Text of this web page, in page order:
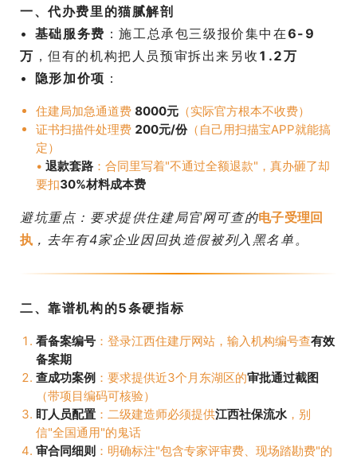
一、代办费里的猫腻解剖
• ​ 基础服务费 ：施工总承包三级报价集中在 6-9
万 ，但有的机构把人员预审拆出来另收 1.2万
• ​ 隐形加价项 ：
住建局加急通道费 ​ 8000元 ​（实际官方根本不收费）
证书扫描件处理费 ​ 200元/份​（自己用扫描宝APP就能搞
定）
• ​ 退款套路 ：合同里写着"不通过全额退款"，真办砸了却
要扣30%材料成本费
避坑重点：要求提供住建局官网可查的电子受理回
执 ，去年有4家企业因回执造假被列入黑名单。
二、靠谱机构的5条硬指标
看备案编号 ：登录江西住建厅网站，输入机构编号查有效
备案期
查成功案例 ：要求提供近3个月东湖区的审批通过截图
（带项目编码可核验）
盯人员配置 ：二级建造师必须提供江西社保流水 ，别
信"全国通用"的鬼话
审合同细则 ：明确标注"包含专家评审费、现场踏勘费"的